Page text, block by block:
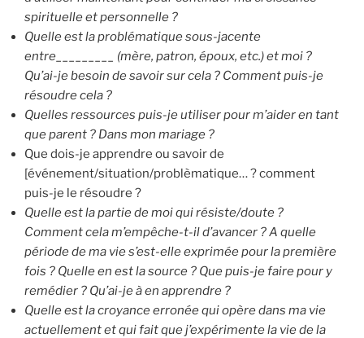
spirituelle et personnelle ?
Quelle est la problématique sous-jacente
entre_________ (mère, patron, époux, etc.) et moi ?
Qu’ai-je besoin de savoir sur cela ? Comment puis-je
résoudre cela ?
Quelles ressources puis-je utiliser pour m’aider en tant
que parent ? Dans mon mariage ?
Que dois-je apprendre ou savoir de
[événement/situation/problèmatique… ? comment
puis-je le résoudre ?
Quelle est la partie de moi qui résiste/doute ?
Comment cela m’empêche-t-il d’avancer ? A quelle
période de ma vie s’est-elle exprimée pour la première
fois ? Quelle en est la source ? Que puis-je faire pour y
remédier ? Qu’ai-je à en apprendre ?
Quelle est la croyance erronée qui opère dans ma vie
actuellement et qui fait que j’expérimente la vie de la